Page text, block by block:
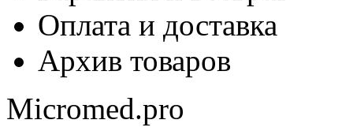
Оплата и доставка
Архив товаров
Micromed.pro